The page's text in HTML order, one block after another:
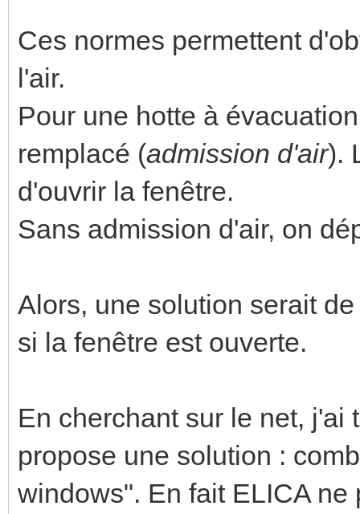
Ces normes permettent
l'air.
Pour une hotte à
remplacé (admission d'air).
d'ouvrir la fenêtre.
Sans admission d'air, on
Alors, une solution serait
si la fenêtre est ouverte.
En cherchant sur le net, j'ai
propose une solution :
windows". En fait ELICA